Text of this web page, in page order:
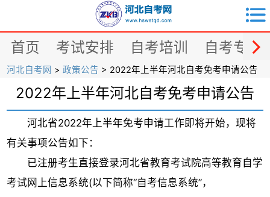

首页 考试安排 自考培训 自考专业

河北自考网 >政策公告 > 2022年上半年河北自考免考申请公告
2022年上半年河北自考免考申请公告
河北省2022年上半年免考申请工作即将开始，现将
有关事项公告如下：
已注册考生直接登录河北省教育考试院高等教育自学
考试网上信息系统(以下简称“自考信息系统”，